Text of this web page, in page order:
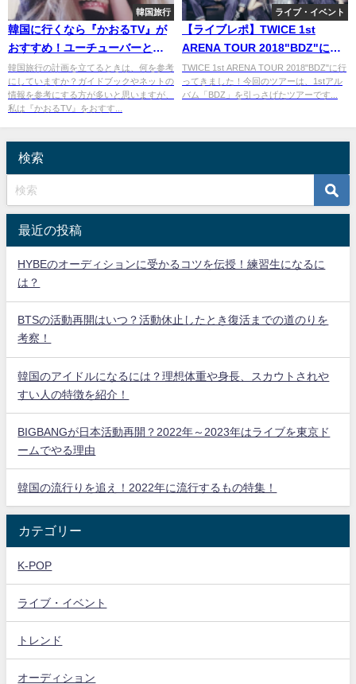
韓国旅行
韓国に行くなら『かおるTV』が
おすすめ！ユーチューバーとは
思えぬ可愛さも注目！
韓国旅行の計画を立てるときは、何を参考
にしていますか？ガイドブックやネットの
情報を参考にする方が多いと思いますが、
私は『かおるTV』をおすす...
ライブ・イベント
【ライブレポ】TWICE 1st
ARENA TOUR 2018"BDZ"に行
ってきた。
TWICE 1st ARENA TOUR 2018"BDZ"に行
ってきました！今回のツアーは、1stアル
バム「BDZ」を引っさげたツアーです...
検索
最近の投稿
HYBEのオーディションに受かるコツを伝授！練習生になるに
は？
BTSの活動再開はいつ？活動休止したとき復活までの道のりを
考察！
韓国のアイドルになるには？理想体重や身長、スカウトされや
すい人の特徴を紹介！
BIGBANGが日本活動再開？2022年～2023年はライブを東京ド
ームでやる理由
韓国の流行りを追え！2022年に流行するもの特集！
カテゴリー
K-POP
ライブ・イベント
トレンド
オーディション